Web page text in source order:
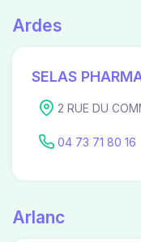
Ardes
SELAS
2 RUE DU
04 73 71 80 16
Arlanc